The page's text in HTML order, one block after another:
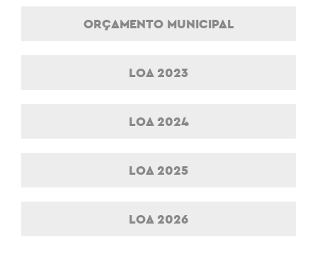
ORÇAMENTO MUNICIPAL
LOA 2023
LOA 2024
LOA 2025
LOA 2026